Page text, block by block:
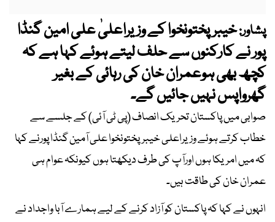
پشاور:خیبرپختونخوا کے وزیراعلیٰ علی امین گنڈا
پور نے کارکنوں سے حلف لیتے ہوئے کہا ہے کہ
کچھ بھی ہوعمران خان کی رہائی کے بغیر
گھرواپس نہیں جائیں گے۔
صوابی میں پاکستان تحریک انصاف (پی ٹی آئی) کے جلسے سے
خطاب کرتے ہوئے وزیراعلی خیبرپختونخوا علی آمین گنڈا پورنے کہا
کہ میں امریکا ہوں اورآپ کی طرف دیکھتا ہوں کیونکہ عوام ہی
عمران خان کی طاقت ہیں۔
انہوں نے کہا کہ پاکستان کو آزاد کرنے کے لیے ہمارے آبا واجداد نے